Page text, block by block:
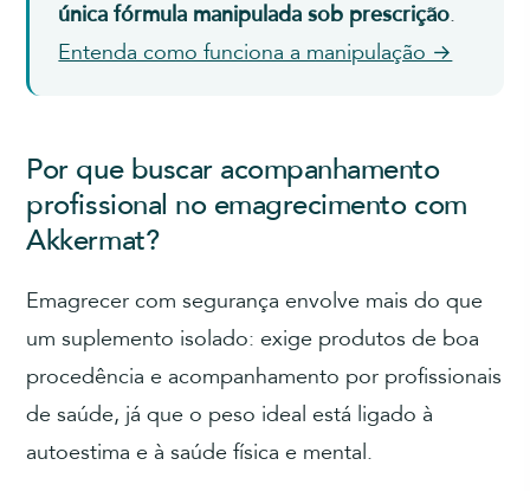
única fórmula manipulada sob prescrição.
Entenda como funciona a manipulação →
Por que buscar acompanhamento
profissional no emagrecimento com
Akkermat?
Emagrecer com segurança envolve mais do que
um suplemento isolado: exige produtos de boa
procedência e acompanhamento por profissionais
de saúde, já que o peso ideal está ligado à
autoestima e à saúde física e mental.